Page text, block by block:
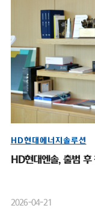
HD현대에너지솔루션
HD현대엔솔, 출범
2026-04-21